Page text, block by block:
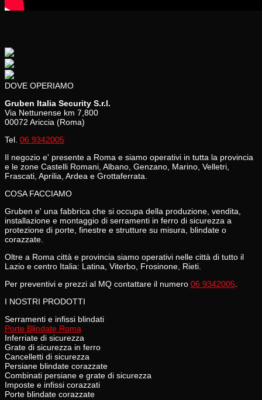
DOVE OPERIAMO
Gruben Italia Security S.r.l.
Via Nettunense km 7,800
00072 Ariccia (Roma)
Tel. 06 9342005
Il negozio e' presente a Roma e siamo operativi in tutta la provincia
e le zone Castelli Romani, Albano, Genzano, Marino, Velletri,
Frascati, Aprilia, Ardea e Grottaferrata.
COSA FACCIAMO
Gruben e' una fabbrica che si occupa della produzione, vendita,
installazione e montaggio di serramenti in ferro di sicurezza a
protezione di porte, finestre e strutture su misura, blindate o
corazzate.
Oltre a Roma città e provincia siamo operativi nelle città di tutto il
Lazio e centro Italia: Latina, Viterbo, Frosinone, Rieti.
Per preventivi e prezzi al MQ contattare il numero 06 9342005
I NOSTRI PRODOTTI
Serramenti e infissi blindati
Porte Blindate Roma
Inferriate di sicurezza
Grate di sicurezza in ferro
Cancelletti di sicurezza
Persiane blindate corazzate
Combinati persiane e grate di sicurezza
Imposte e infissi corazzati
Porte blindate corazzate